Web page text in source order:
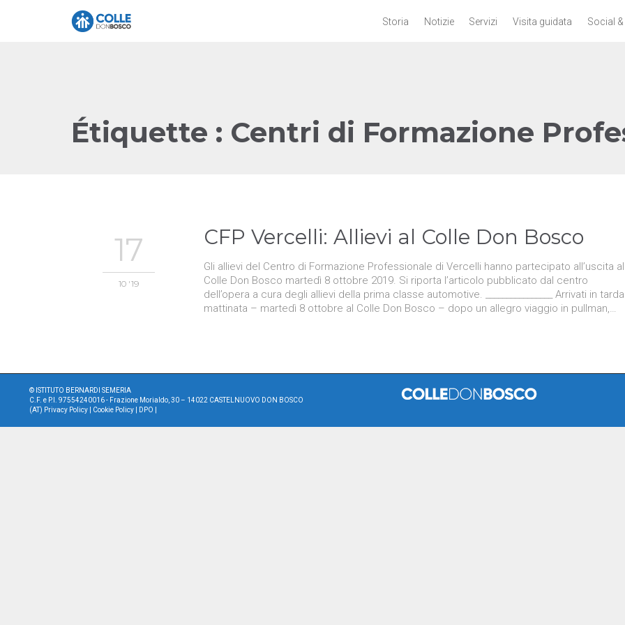
Storia Notizie Servizi Visita guidata Social
Étiquette : Centri di Formazione
17
10 '19
CFP Vercelli: Allievi al Colle Don Bosco
Gli allievi del Centro di Formazione Professionale di Vercelli hanno partecipato all’uscita al
Colle Don Bosco martedì 8 ottobre 2019. Si riporta l’articolo pubblicato dal centro
dell’opera a cura degli allievi della prima classe automotive. ________________ Arrivati in tarda
mattinata – martedì 8 ottobre al Colle Don Bosco – dopo un allegro viaggio in pullman,…
© ISTITUTO BERNARDI SEMERIA
C.F. e P.I. 97554240016 - Frazione Morialdo, 30 – 14022 CASTELNUOVO DON BOSCO
(AT) Privacy Policy Cookie Policy DPO